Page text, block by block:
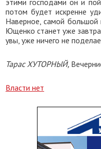
этими господами он и
потом будет искренне
Наверное, самой большой
Ющенко станет уже
увы, уже ничего не
Тарас ХУТОРНЫЙ,
Власти нет